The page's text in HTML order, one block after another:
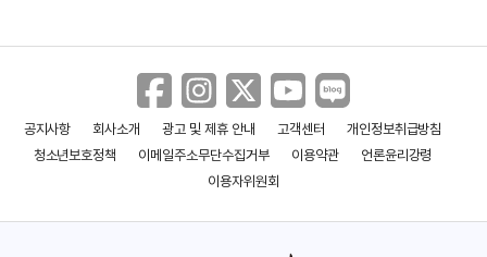
공지사항 회사소개 광고 및 제휴 안내 고객센터
개인정보취급방침
청소년보호정책
이메일주소무단수집거부 이용약관
언론윤리강령
이용자위원회